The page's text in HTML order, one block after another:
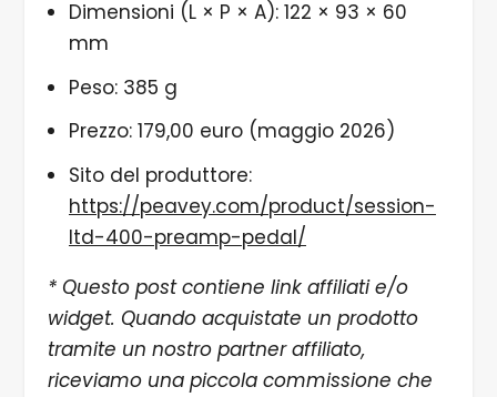
Dimensioni (L × P × A): 122 × 93 × 60
mm
Peso: 385 g
Prezzo: 179,00 euro (maggio 2026)
Sito del produttore:
https://peavey.com/product/session-
ltd-400-preamp-pedal/
* Questo post contiene link affiliati e/o
widget. Quando acquistate un prodotto
tramite un nostro partner affiliato,
riceviamo una piccola commissione che